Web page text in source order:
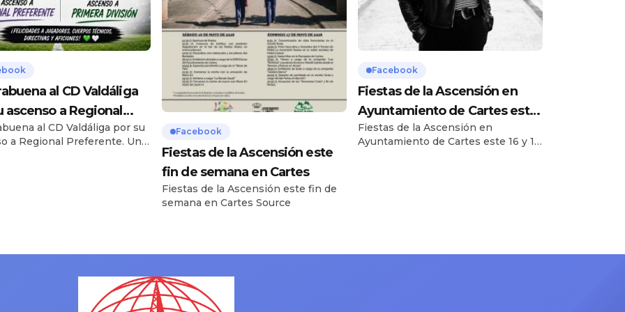
al CD Valdáliga
ascenso a Regional
Una temporada …
al CD Valdáliga por su
a Regional Preferente. Una
a Primera División.
Facebook
Fiestas de la Ascensión este
fin de semana en Cartes
Fiestas de la Ascensión este fin de
semana en Cartes Source
Facebook
Fiestas de la Ascensión en
Ayuntamiento de Cartes este
16 y 17 de Mayo, Cristina…
Fiestas de la Ascensión en
Ayuntamiento de Cartes este 16 y 17